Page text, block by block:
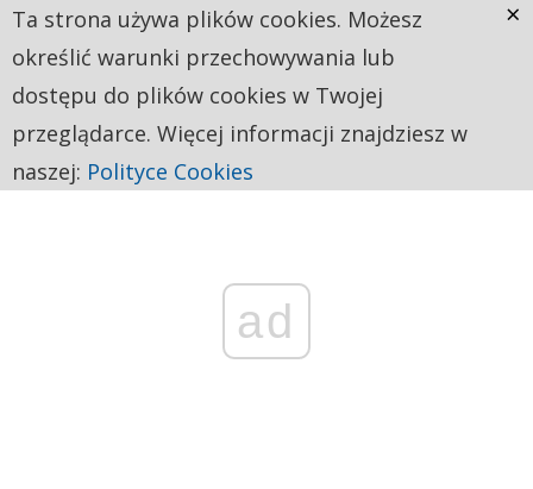
ad
Ta strona używa plików cookies. Możesz
określić warunki przechowywania lub
dostępu do plików cookies w Twojej
przeglądarce. Więcej informacji znajdziesz w
naszej: Polityce Cookies
×